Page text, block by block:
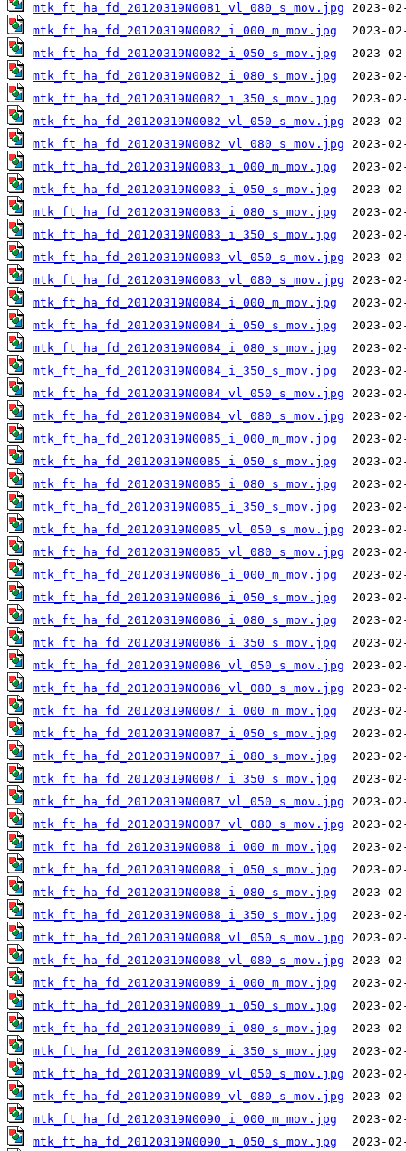
mtk_ft_ha_fd_20120319N0081_vl_080_s_mov.jpg
mtk_ft_ha_fd_20120319N0082_i_000_m_mov.jpg
mtk_ft_ha_fd_20120319N0082_i_050_s_mov.jpg
mtk_ft_ha_fd_20120319N0082_i_080_s_mov.jpg
mtk_ft_ha_fd_20120319N0082_i_350_s_mov.jpg
mtk_ft_ha_fd_20120319N0082_vl_050_s_mov.jpg
mtk_ft_ha_fd_20120319N0082_vl_080_s_mov.jpg
mtk_ft_ha_fd_20120319N0083_i_000_m_mov.jpg
mtk_ft_ha_fd_20120319N0083_i_050_s_mov.jpg
mtk_ft_ha_fd_20120319N0083_i_080_s_mov.jpg
mtk_ft_ha_fd_20120319N0083_i_350_s_mov.jpg
mtk_ft_ha_fd_20120319N0083_vl_050_s_mov.jpg
mtk_ft_ha_fd_20120319N0083_vl_080_s_mov.jpg
mtk_ft_ha_fd_20120319N0084_i_000_m_mov.jpg
mtk_ft_ha_fd_20120319N0084_i_050_s_mov.jpg
mtk_ft_ha_fd_20120319N0084_i_080_s_mov.jpg
mtk_ft_ha_fd_20120319N0084_i_350_s_mov.jpg
mtk_ft_ha_fd_20120319N0084_vl_050_s_mov.jpg
mtk_ft_ha_fd_20120319N0084_vl_080_s_mov.jpg
mtk_ft_ha_fd_20120319N0085_i_000_m_mov.jpg
mtk_ft_ha_fd_20120319N0085_i_050_s_mov.jpg
mtk_ft_ha_fd_20120319N0085_i_080_s_mov.jpg
mtk_ft_ha_fd_20120319N0085_i_350_s_mov.jpg
mtk_ft_ha_fd_20120319N0085_vl_050_s_mov.jpg
mtk_ft_ha_fd_20120319N0085_vl_080_s_mov.jpg
mtk_ft_ha_fd_20120319N0086_i_000_m_mov.jpg
mtk_ft_ha_fd_20120319N0086_i_050_s_mov.jpg
mtk_ft_ha_fd_20120319N0086_i_080_s_mov.jpg
mtk_ft_ha_fd_20120319N0086_i_350_s_mov.jpg
mtk_ft_ha_fd_20120319N0086_vl_050_s_mov.jpg
mtk_ft_ha_fd_20120319N0086_vl_080_s_mov.jpg
mtk_ft_ha_fd_20120319N0087_i_000_m_mov.jpg
mtk_ft_ha_fd_20120319N0087_i_050_s_mov.jpg
mtk_ft_ha_fd_20120319N0087_i_080_s_mov.jpg
mtk_ft_ha_fd_20120319N0087_i_350_s_mov.jpg
mtk_ft_ha_fd_20120319N0087_vl_050_s_mov.jpg
mtk_ft_ha_fd_20120319N0087_vl_080_s_mov.jpg
mtk_ft_ha_fd_20120319N0088_i_000_m_mov.jpg
mtk_ft_ha_fd_20120319N0088_i_050_s_mov.jpg
mtk_ft_ha_fd_20120319N0088_i_080_s_mov.jpg
mtk_ft_ha_fd_20120319N0088_i_350_s_mov.jpg
mtk_ft_ha_fd_20120319N0088_vl_050_s_mov.jpg
mtk_ft_ha_fd_20120319N0088_vl_080_s_mov.jpg
mtk_ft_ha_fd_20120319N0089_i_000_m_mov.jpg
mtk_ft_ha_fd_20120319N0089_i_050_s_mov.jpg
mtk_ft_ha_fd_20120319N0089_i_080_s_mov.jpg
mtk_ft_ha_fd_20120319N0089_i_350_s_mov.jpg
mtk_ft_ha_fd_20120319N0089_vl_050_s_mov.jpg
mtk_ft_ha_fd_20120319N0089_vl_080_s_mov.jpg
mtk_ft_ha_fd_20120319N0090_i_000_m_mov.jpg
mtk_ft_ha_fd_20120319N0090_i_050_s_mov.jpg